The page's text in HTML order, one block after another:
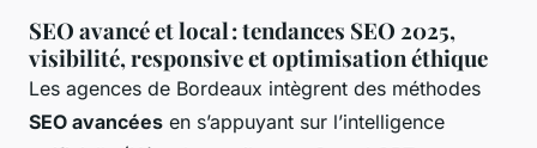
SEO avancé et local : tendances SEO 2025,
visibilité, responsive et optimisation éthique
Les agences de Bordeaux intègrent des méthodes
SEO avancées en s’appuyant sur l’intelligence